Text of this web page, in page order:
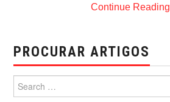
Continue Reading
PROCURAR ARTIGOS
Search
for: